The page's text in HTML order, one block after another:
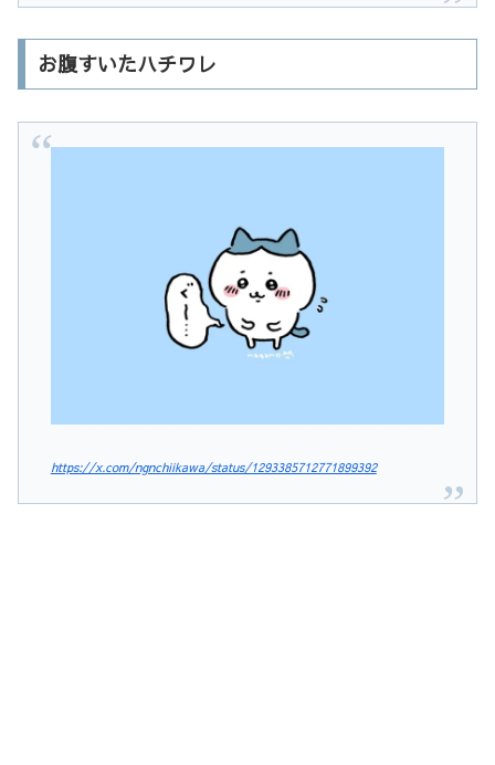
お腹すいたハチワレ
https://x.com/ngnchiikawa/status/1293385712771899392